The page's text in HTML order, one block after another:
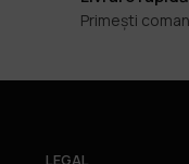
Primești
LEGAL